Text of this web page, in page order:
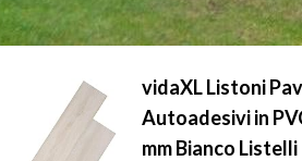
vidaXL Listoni
Autoadesivi in
mm Bianco Listelli